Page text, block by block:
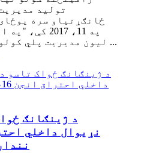
تولید
ځانګړتیاو سره
په 11، 2017
لیون مدیریت پلي کولو په اړه لیکچر ...
د ژینګانګ